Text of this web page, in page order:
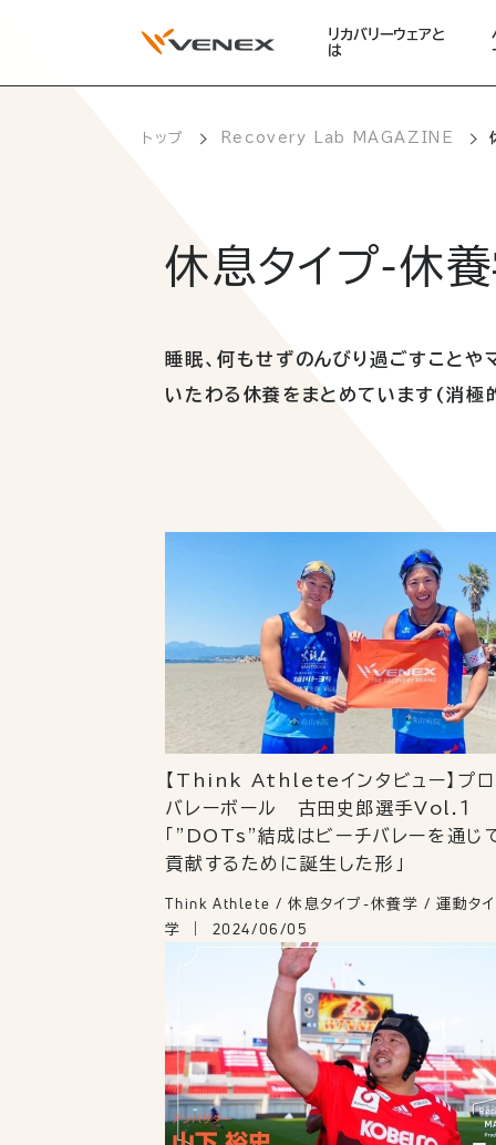
リカバリーウェアと
は
トップ Recovery Lab MAGAZINE
休息タイプ-休
睡眠、何もせずのんびり過ごすことや
いたわる休養をまとめています(消極的
【Think Athleteインタビュー】プロ
バレーボール 古田史郎選手Vol.１
「"DOTs"結成はビーチバレーを通じ
貢献するために誕生した形」
Think Athlete / 休息タイプ-休養学 / 運動タ
学
2024/06/05